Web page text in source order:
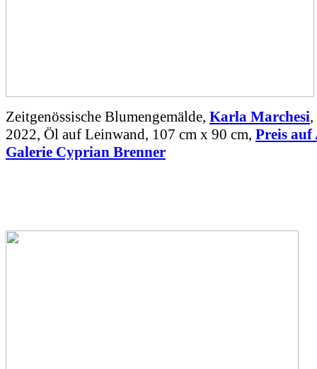
Zeitgenössische Blumengemälde, Karla Marchesi,
2022, Öl auf Leinwand, 107 cm x 90 cm, Preis auf
Galerie Cyprian Brenner